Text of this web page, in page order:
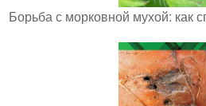
Борьба с морковной мухой: как